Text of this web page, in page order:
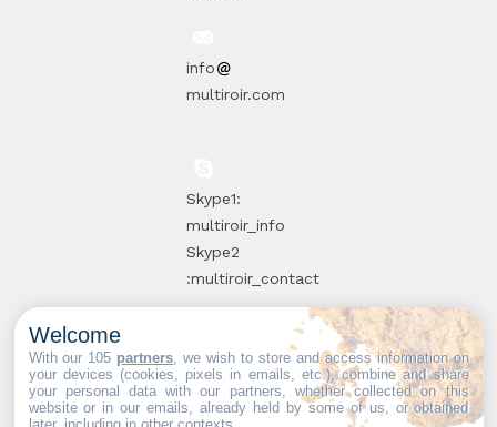
info
multiroir.com
Skype1:
multiroir_info
Skype2
:multiroir_contact
10, route de
Brie-Comte-
Robert
Welcome
With our 105 partners , we wish to store and access information on
your devices (cookies, pixels in emails, etc.), combine and share
your personal data with our partners, whether collected on this
website or in our emails, already held by some of us, or obtained
later, including in other contexts.